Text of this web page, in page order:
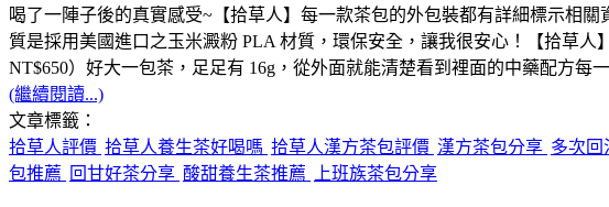
喝了一陣子後的真實感受~【拾草人】每一款茶包的外包裝都有詳細標示相關
質是採用美國進口之玉米澱粉 PLA 材質，環保安全，讓我很安心！【拾草
NT$650）好大一包茶，足足有 16g，從外面就能清楚看到裡面的中藥配方
(繼續閱讀...)
文章標籤：
拾草人評價 拾草人養生茶好喝嗎 拾草人漢方茶包評價 漢方茶包分享 多次回
包推薦 回甘好茶分享 酸甜養生茶推薦 上班族茶包分享